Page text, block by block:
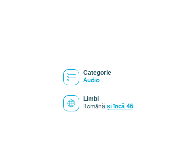
Categorie
Audio
Limbi
Română și încă 46